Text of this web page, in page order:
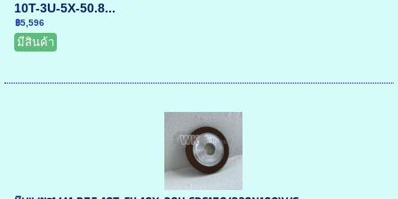
10T-3U-5X-50.8...
฿5,596
มีสินค้า